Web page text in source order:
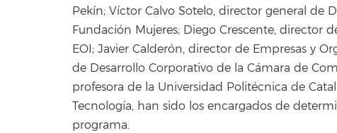
Pekín; Víctor Calvo Sotelo, director general de
Fundación Mujeres; Diego Crescente, director
EOI; Javier Calderón, director de Empresas y
de Desarrollo Corporativo de la Cámara de
profesora de la Universidad Politécnica de
Tecnología, han sido los encargados de
programa.